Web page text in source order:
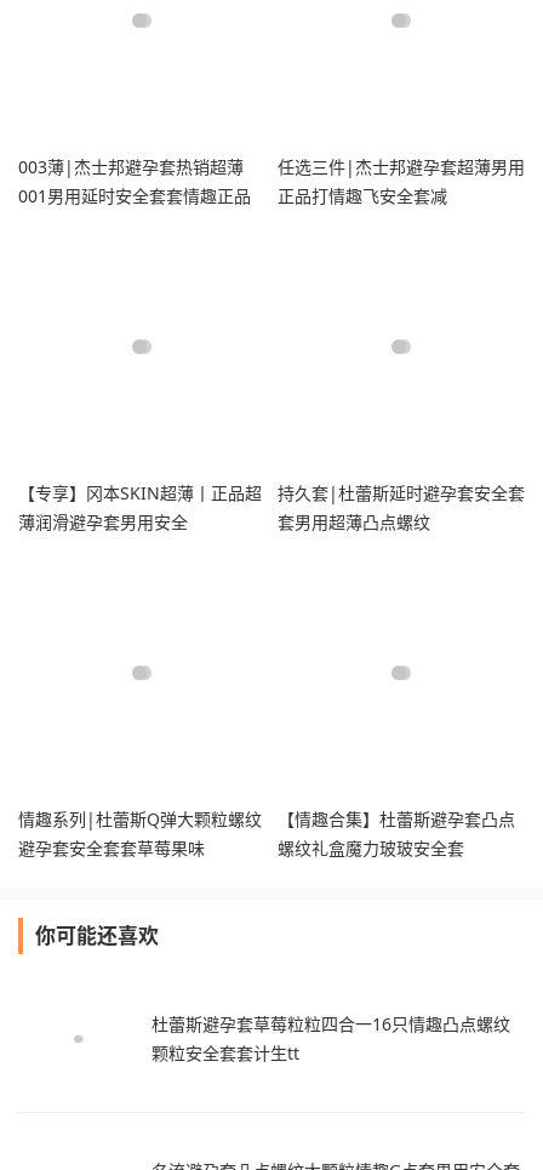
003薄|杰士邦避孕套热销超薄
001男用延时安全套套情趣正品
任选三件|杰士邦避孕套超薄男用
正品打情趣飞安全套减
【专享】冈本SKIN超薄丨正品超
薄润滑避孕套男用安全
持久套|杜蕾斯延时避孕套安全套
套男用超薄凸点螺纹
情趣系列|杜蕾斯Q弹大颗粒螺纹
避孕套安全套套草莓果味
【情趣合集】杜蕾斯避孕套凸点
螺纹礼盒魔力玻玻安全套
你可能还喜欢
杜蕾斯避孕套草莓粒粒四合一16只情趣凸点螺纹
颗粒安全套套计生tt